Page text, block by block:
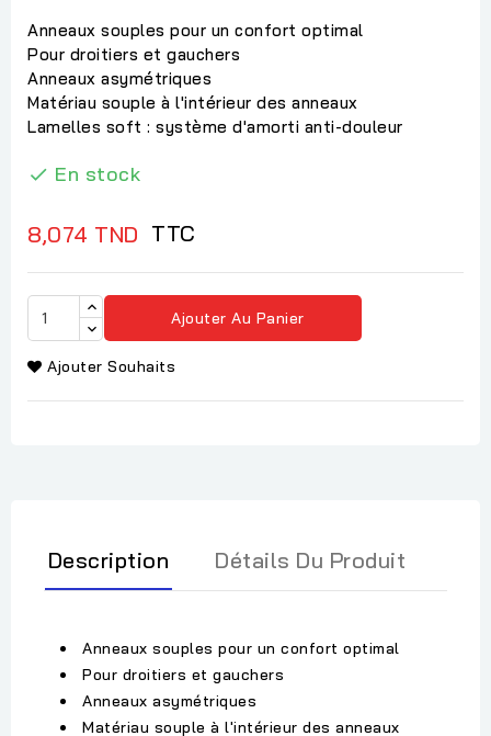
Anneaux souples pour un confort optimal
Pour droitiers et gauchers
Anneaux asymétriques
Matériau souple à l'intérieur des anneaux
Lamelles soft : système d'amorti anti-douleur
 En stock
8,074 TND TTC
Ajouter Au Panier
Ajouter Souhaits
Description Détails Du Produit
Anneaux souples pour un confort optimal
Pour droitiers et gauchers
Anneaux asymétriques
Matériau souple à l'intérieur des anneaux